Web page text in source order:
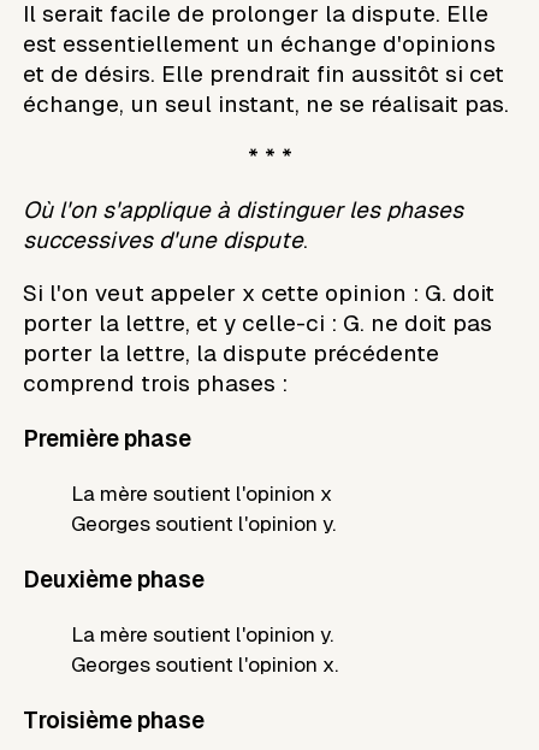
Il serait facile de prolonger la dispute. Elle
est essentiellement un échange d'opinions
et de désirs. Elle prendrait fin aussitôt si cet
échange, un seul instant, ne se réalisait pas.
* * *
Où l'on s'applique à distinguer les phases
successives d'une dispute.
Si l'on veut appeler x cette opinion : G. doit
porter la lettre, et y celle-ci : G. ne doit pas
porter la lettre, la dispute précédente
comprend trois phases :
Première phase
La mère soutient l'opinion x
Georges soutient l'opinion y.
Deuxième phase
La mère soutient l'opinion y.
Georges soutient l'opinion x.
Troisième phase